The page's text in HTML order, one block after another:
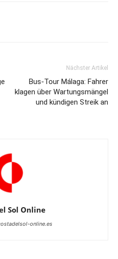
Nächster Artikel
Bus-Tour Málaga: Fahrer
klagen über Wartungsmängel
und kündigen Streik an
Sol Online
online.es